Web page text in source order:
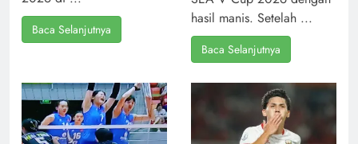
Baca Selanjutnya
hasil manis. Setelah ...
Baca Selanjutnya